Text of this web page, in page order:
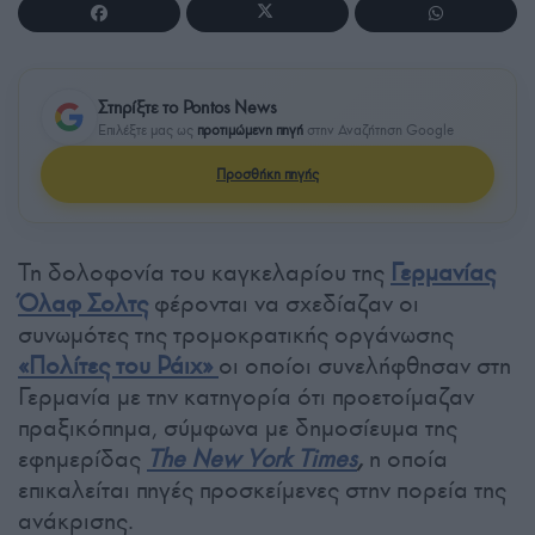
Στηρίξτε το Pontos News
Επιλέξτε μας ως προτιμώμενη πηγή στην Αναζήτηση Google
Προσθήκη πηγής
Τη δολοφονία του καγκελαρίου της Γερμανίας
Όλαφ Σολτς φέρονται να σχεδίαζαν οι
συνωμότες της τρομοκρατικής οργάνωσης
«Πολίτες του Ράιχ» οι οποίοι συνελήφθησαν στη
Γερμανία με την κατηγορία ότι προετοίμαζαν
πραξικόπημα, σύμφωνα με δημοσίευμα της
εφημερίδας The New York Times, η οποία
επικαλείται πηγές προσκείμενες στην πορεία της
ανάκρισης.